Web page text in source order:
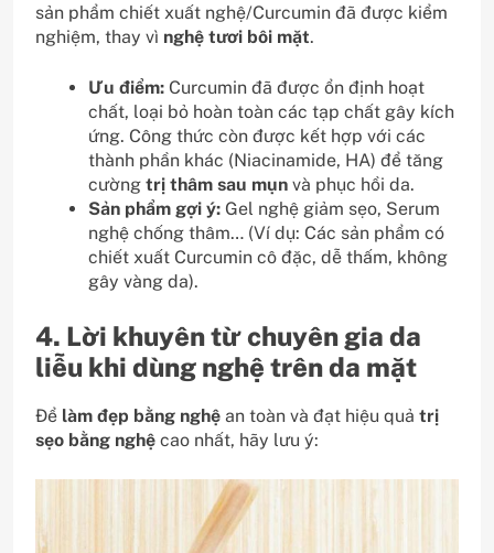
sản phẩm chiết xuất nghệ/Curcumin đã được kiểm
nghiệm, thay vì nghệ tươi bôi mặt.
Ưu điểm: Curcumin đã được ổn định hoạt
chất, loại bỏ hoàn toàn các tạp chất gây kích
ứng. Công thức còn được kết hợp với các
thành phần khác (Niacinamide, HA) để tăng
cường trị thâm sau mụn và phục hồi da.
Sản phẩm gợi ý: Gel nghệ giảm sẹo, Serum
nghệ chống thâm… (Ví dụ: Các sản phẩm có
chiết xuất Curcumin cô đặc, dễ thấm, không
gây vàng da).
4. Lời khuyên từ chuyên gia da
liễu khi dùng nghệ trên da mặt
Để làm đẹp bằng nghệ an toàn và đạt hiệu quả trị
sẹo bằng nghệ cao nhất, hãy lưu ý: